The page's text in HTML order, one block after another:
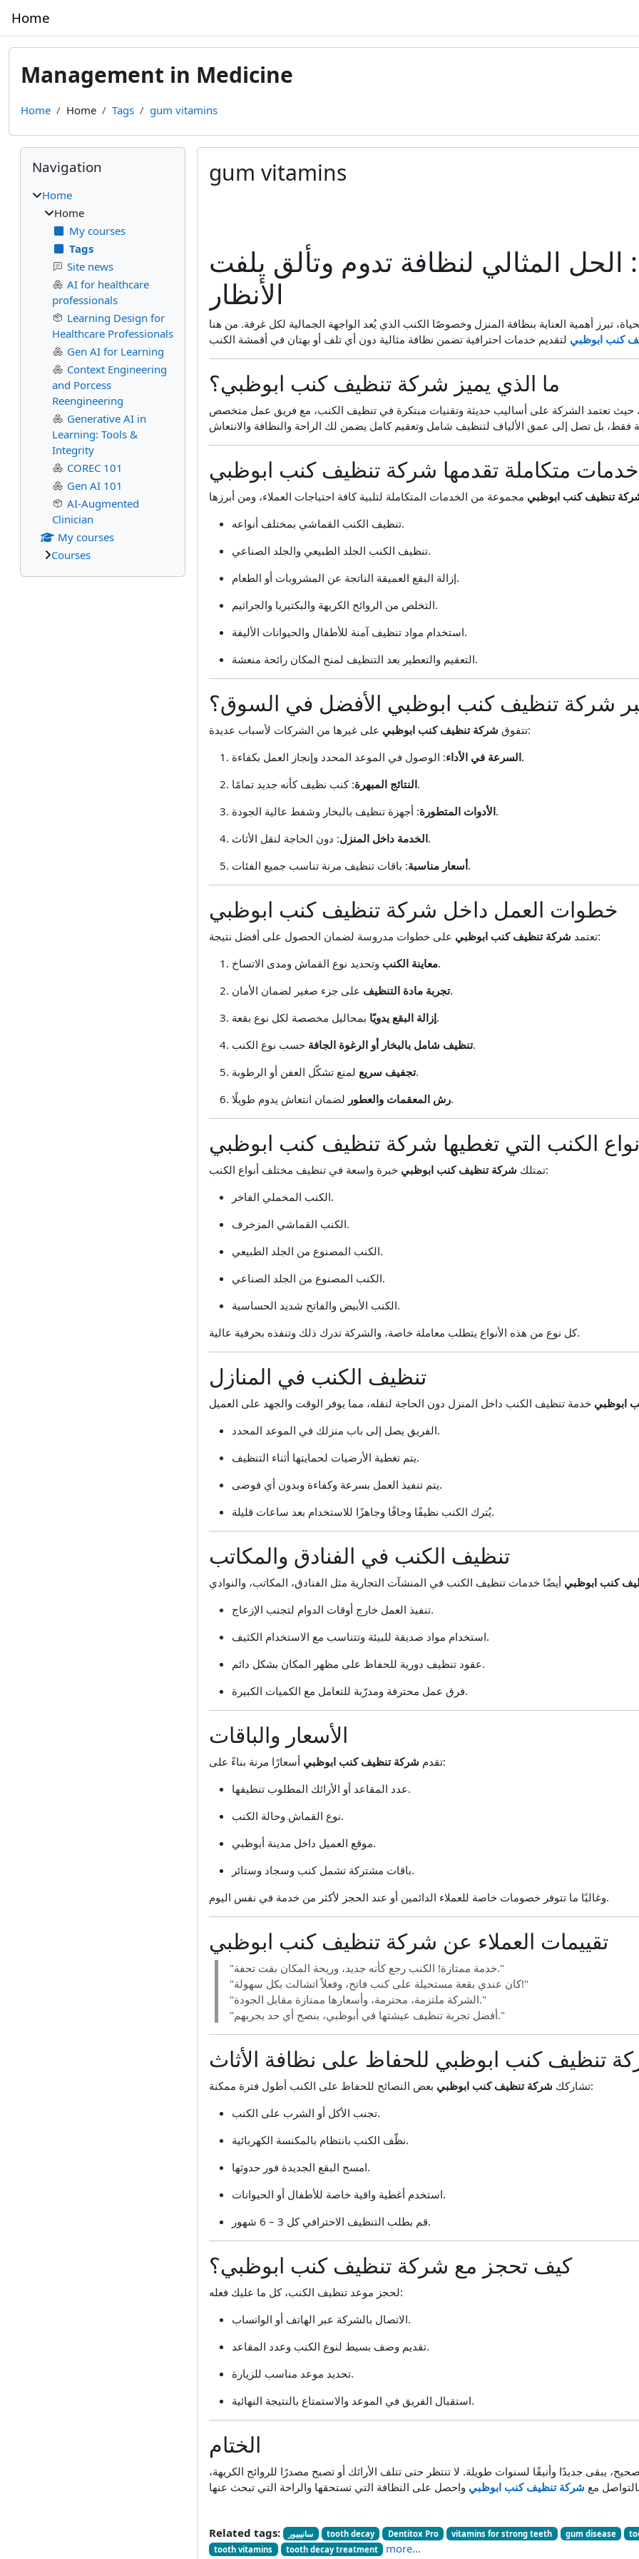
Home
Management in Medicine
Home Home Tags gum vitamins
gum vitamins
المثالي لنظافة تدوم وتألق يلفت
الأنظار
تبرز أهمية العناية بنظافة المنزل وخصوصًا الكنب الذي يُعد الواجهة الجمالية لكل غرفة. من هنا
كنب ابوظبي
ما الذي يميز شركة تنظيف كنب ابوظبي؟
حيث تعتمد الشركة على أساليب حديثة وتقنيات مبتكرة في تنظيف الكنب، مع فريق عمل متخصص
خدمات متكاملة تقدمها شركة تنظيف كنب ابوظبي
تنظيف كنب ابوظبي
تنظيف الكنب القماشي بمختلف أنواعه.
تنظيف الكنب الجلد الطبيعي والجلد الصناعي.
إزالة البقع العميقة الناتجة عن المشروبات أو الطعام.
التخلص من الروائح الكريهة والبكتيريا والجراثيم.
استخدام مواد تنظيف آمنة للأطفال والحيوانات الأليفة.
التعقيم والتعطير بعد التنظيف لمنح المكان رائحة منعشة.
شركة تنظيف كنب ابوظبي الأفضل في السوق؟
تتفوق شركة تنظيف كنب ابوظبي
على غيرها من الشركات لأسباب عديدة:
السرعة في الأداء: الوصول في الموعد المحدد وإنجاز العمل بكفاءة.
النتائج المبهرة: كنب نظيف كأنه جديد تمامًا.
الأدوات المتطورة: أجهزة تنظيف بالبخار وشفط عالية الجودة.
الخدمة داخل المنزل: دون الحاجة لنقل الأثاث.
أسعار مناسبة: باقات تنظيف مرنة تناسب جميع الفئات.
خطوات العمل داخل شركة تنظيف كنب ابوظبي
تعتمد شركة تنظيف كنب ابوظبي
على خطوات مدروسة لضمان الحصول على أفضل نتيجة:
معاينة الكنبوتحديد نوع القماش ومدى الاتساخ.
تجربة مادة التنظيفعلى جزء صغير لضمان الأمان.
إزالة البقع يدويًابمحاليل مخصصة لكل نوع بقعة.
تنظيف شامل بالبخار أو الرغوة الجافةحسب نوع الكنب.
تجفيف سريعلمنع تشكّل العفن أو الرطوبة.
رش المعقمات والعطورلضمان انتعاش يدوم طويلًا.
الكنب التي تغطيها شركة تنظيف كنب ابوظبي
تمتلك شركة تنظيف كنب ابوظبي
خبرة واسعة في تنظيف مختلف أنواع الكنب:
الكنب المخملي الفاخر.
الكنب القماشي المزخرف.
الكنب المصنوع من الجلد الطبيعي.
الكنب المصنوع من الجلد الصناعي.
الكنب الأبيض والفاتح شديد الحساسية.
كل نوع من هذه الأنواع يتطلب معاملة خاصة، والشركة تدرك ذلك وتنفذه بحرفية عالية.
تنظيف الكنب في المنازل
ابوظبي
الفريق يصل إلى باب منزلك في الموعد المحدد.
يتم تغطية الأرضيات لحمايتها أثناء التنظيف.
يتم تنفيذ العمل بسرعة وكفاءة وبدون أي فوضى.
يُترك الكنب نظيفًا وجافًا وجاهزًا للاستخدام بعد ساعات قليلة.
تنظيف الكنب في الفنادق والمكاتب
كنب ابوظبي
تنفيذ العمل خارج أوقات الدوام لتجنب الإزعاج.
استخدام مواد صديقة للبيئة وتتناسب مع الاستخدام الكثيف.
عقود تنظيف دورية للحفاظ على مظهر المكان بشكل دائم.
فرق عمل محترفة ومدرّبة للتعامل مع الكميات الكبيرة.
الأسعار والباقات
تقدم شركة تنظيف كنب ابوظبي
أسعارًا مرنة بناءً على:
عدد المقاعد أو الأرائك المطلوب تنظيفها.
نوع القماش وحالة الكنب.
موقع العميل داخل مدينة أبوظبي.
باقات مشتركة تشمل كنب وسجاد وستائر.
وغالبًا ما تتوفر خصومات خاصة للعملاء الدائمين أو عند الحجز لأكثر من خدمة في نفس اليوم.
تقييمات العملاء عن شركة تنظيف كنب ابوظبي
"خدمة ممتازة! الكنب رجع كأنه جديد، وريحة المكان بقت تحفة."
"كان عندي بقعة مستحيلة على كنب فاتح، وفعلاً اتشالت بكل سهولة!"
"الشركة ملتزمة، محترمة، وأسعارها ممتازة مقابل الجودة."
"أفضل تجربة تنظيف عيشتها في أبوظبي، بنصح أي حد يجربهم."
تنظيف كنب ابوظبي للحفاظ على نظافة الأثاث
تشاركك شركة تنظيف كنب ابوظبي
بعض النصائح للحفاظ على الكنب أطول فترة ممكنة:
تجنب الأكل أو الشرب على الكنب.
نظّف الكنب بانتظام بالمكنسة الكهربائية.
امسح البقع الجديدة فور حدوثها.
استخدم أغطية واقية خاصة للأطفال أو الحيوانات.
قم بطلب التنظيف الاحترافي كل 3 – 6 شهور.
كيف تحجز مع شركة تنظيف كنب ابوظبي؟
لحجز موعد تنظيف الكنب، كل ما عليك فعله:
الاتصال بالشركة عبر الهاتف أو الواتساب.
تقديم وصف بسيط لنوع الكنب وعدد المقاعد.
تحديد موعد مناسب للزيارة.
استقبال الفريق في الموعد والاستمتاع بالنتيجة النهائية.
الختام
يبقى جديدًا وأنيقًا لسنوات طويلة. لا تنتظر حتى تتلف الأرائك أو تصبح مصدرًا للروائح الكريهة،
مع شركة تنظيف كنب ابوظبي
Related tags: سانيبيور tooth decay Dentitox Pro vitamins for strong teeth gum disease
tooth vitamins
tooth decay treatment
more...
Blocks
Skip Navigation
Navigation
Home
Home
My courses
Tags
Site news
AI for healthcare
professionals
Learning Design for
Healthcare Professionals
Gen AI for Learning
Context Engineering
and Porcess
Reengineering
Generative AI in
Learning: Tools &
Integrity
COREC 101
Gen AI 101
AI-Augmented
Clinician
My courses
Courses